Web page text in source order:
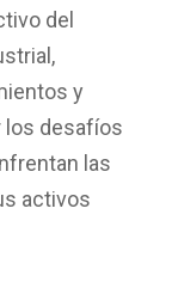
del
y
los desafíos
las
activos